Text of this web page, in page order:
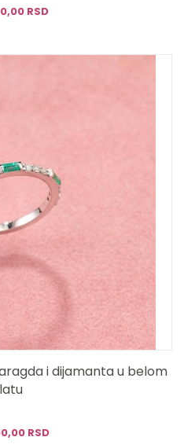
RSD
i dijamanta u belom
RSD